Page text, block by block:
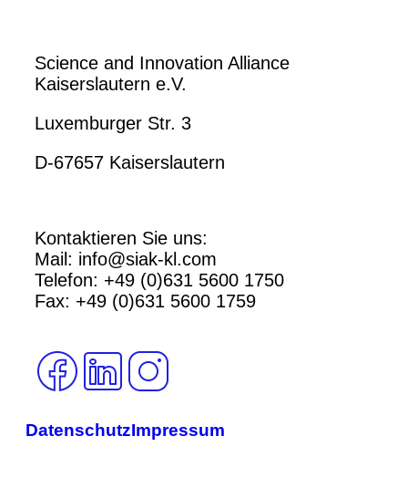
Science and Innovation Alliance
Kaiserslautern e.V.
Luxemburger Str. 3
D-67657 Kaiserslautern
Kontaktieren Sie uns:
Mail: info@siak-kl.com
Telefon: +49 (0)631 5600 1750
Fax: +49 (0)631 5600 1759
DatenschutzImpressum